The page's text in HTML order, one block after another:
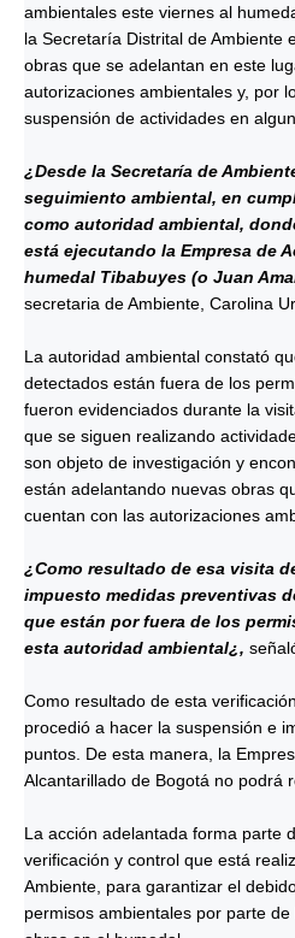
ambientales este viernes al
la Secretaría Distrital de Ambiente
obras que se adelantan en este
autorizaciones ambientales y, por
suspensión de actividades en
¿Desde la Secretaría de
seguimiento ambiental, en
como autoridad ambiental,
está ejecutando la Empresa de
humedal Tibabuyes (o Juan
secretaria de Ambiente, Carolina
La autoridad ambiental constató
detectados están fuera de los
fueron evidenciados durante la
que se siguen realizando
son objeto de investigación y
están adelantando nuevas obras
cuentan con las autorizaciones
¿Como resultado de esa visita
impuesto medidas preventivas
que están por fuera de los
esta autoridad ambiental¿,
Como resultado de esta
procedió a hacer la suspensión e
puntos. De esta manera, la
Alcantarillado de Bogotá no podrá
La acción adelantada forma parte
verificación y control que está
Ambiente, para garantizar el
permisos ambientales por parte